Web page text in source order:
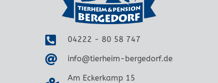
04222 - 80 58 747
info@tierheim-bergedorf.de
Am Eckerkamp 15